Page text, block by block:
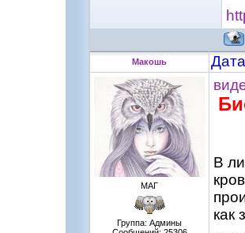
Макошь
МАГ
Группа: Админы
В
как